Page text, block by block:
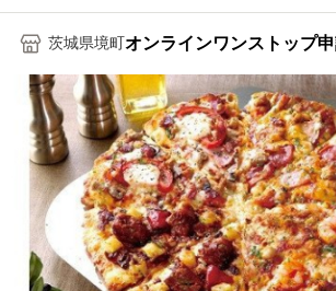
茨城県境町 オンラインワンストップ